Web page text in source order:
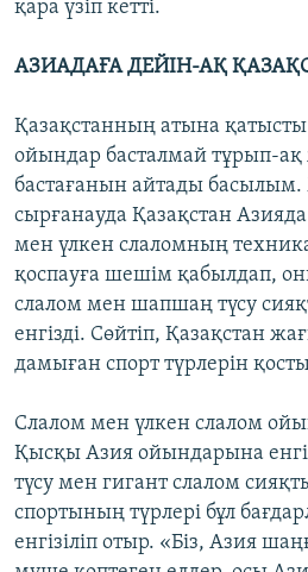
қара үзіп кетті.
АЗИАДАҒА ДЕЙІН-АҚ
Қазақстанның атына
ойындар басталмай тұрып-ақ
бастағанын айтады
сырғанауда Қазақстан
мен үлкен слаломның
қоспауға шешім қабылдап,
слалом мен шапшаң түсу
енгізді. Сөйтіп, Қазақстан
дамыған спорт түрлерін
Слалом мен үлкен слалом
Қысқы Азия ойындарына
түсу мен гигант слалом
спортының түрлері бұл
енгізіліп отыр. «Біз, Азия